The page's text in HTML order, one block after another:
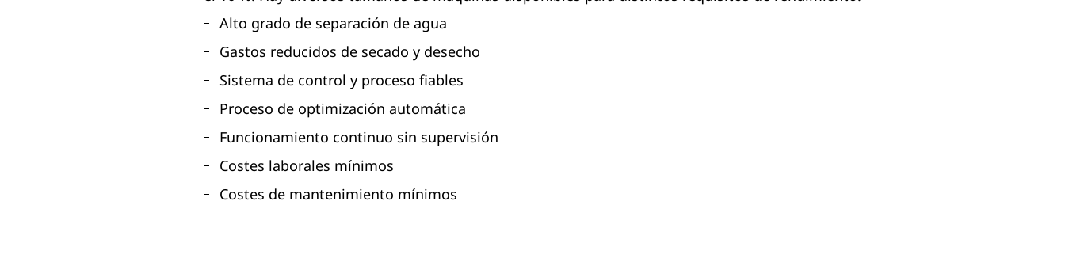
Alto grado de separación de agua
Gastos reducidos de secado y desecho
Sistema de control y proceso fiables
Proceso de optimización automática
Funcionamiento continuo sin supervisión
Costes laborales mínimos
Costes de mantenimiento mínimos